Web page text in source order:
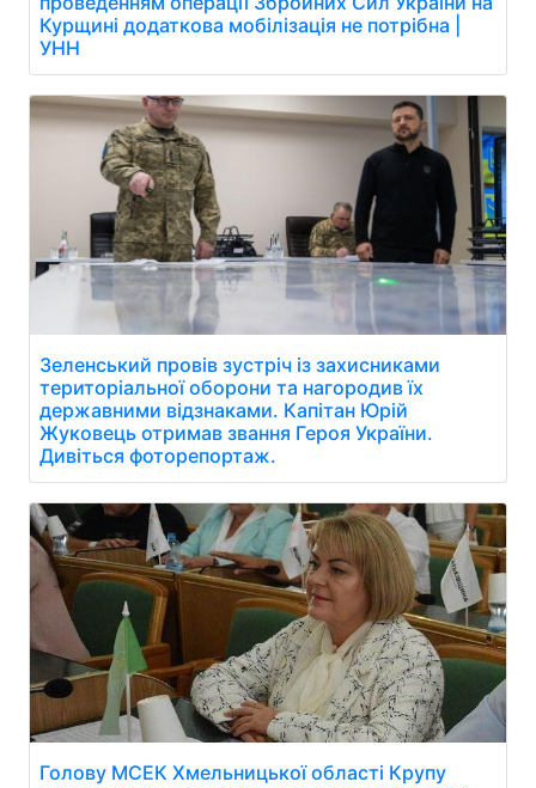
Курщині додаткова мобілізація не потрібна |
УНН
Зеленський провів зустріч із захисниками
територіальної оборони та нагородив їх
державними відзнаками. Капітан Юрій
Жуковець отримав звання Героя України.
Дивіться фоторепортаж.
Голову МСЕК Хмельницької області Крупу